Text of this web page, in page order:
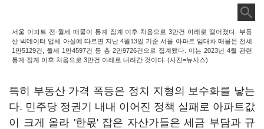
서울 아파트 전·월세 매물이 통계 집계 이후 처음으로 3만건 아래로 떨어졌다. 부동
산 빅데이터 업체 아실에 따르면 지난 4월13일 기준 서울 아파트 임대차 매물은 전세
1만5129건, 월세 1만4597건 등 총 2만9726건으로 집계됐다. 이는 2023년 4월 관련
통계 집계 이후 처음으로 3만건 아래로 내려간 것이다. (사진=뉴시스)
특히 부동산 가격 폭등은 정치 지형의 보수화를 낳는
다. 민주당 정권기 내내 이어진 정책 실패로 아파트값
이 크게 올라 '한몫' 잡은 자산가들은 세금 부담과 규